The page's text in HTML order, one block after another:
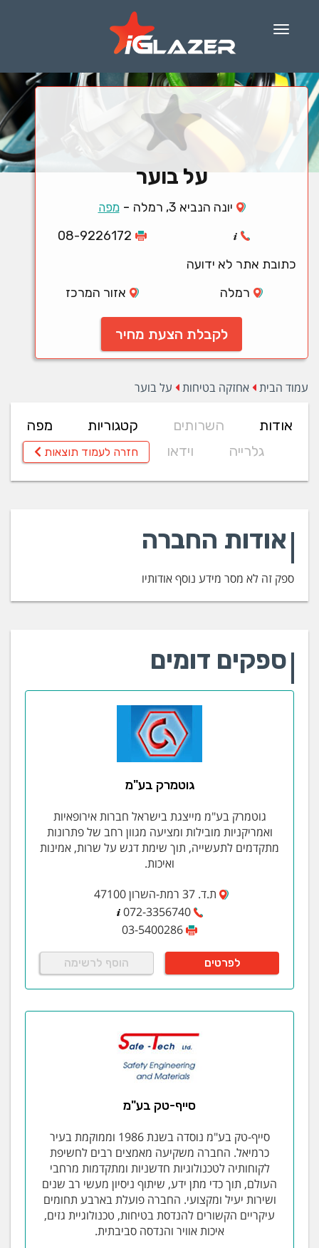
Menu
על בוער
יונה הנביא 3, רמלה -מפה
08-9226172
כתובת אתר לא ידועה
רמלה
אזור המרכז
לקבלת הצעת מחיר
עמוד הבית אחזקה בטיחות על בוער
אודות השרותים קטגוריות
מפה
גלרייה
וידאו חזרה לעמוד תוצאות
אודות החברה
ספק זה לא מסר מידע נוסף אודותיו
ספקים דומים
גוטמרק בע"מ
גוטמרק בע"מ מייצגת בישראל חברות אירופאיות
ואמריקניות מובילות ומציעה מגוון רחב של פתרונות
מתקדמים לתעשייה, תוך שימת דגש על שרות, אמינות
ואיכות.
ת.ד. 37 רמת-השרון 47100
072-3356740
03-5400286
לפרטים הוסף לרשימה
סייף-טק בע"מ
סייף-טק בע"מ נוסדה בשנת 1986 וממוקמת בעיר
כרמיאל. החברה משקיעה מאמצים רבים לחשיפת
לקוחותיה לטכנולוגיות חדשניות ומתקדמות מרחבי
העולם, תוך כדי מתן ידע, שיתוף ניסיון מעשי רב שנים
ושירות יעיל ומקצועי. החברה פועלת בארבע תחומים
עיקריים הקשורים להנדסת בטיחות, טכנולוגיית גזים,
איכות אוויר והנדסה סביבתית.